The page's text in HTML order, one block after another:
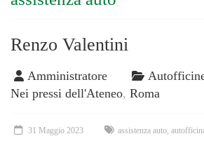
Renzo Valentini
Amministratore
Nei pressi dell'Ateneo, Roma
31 Maggio 2023 assistenza auto